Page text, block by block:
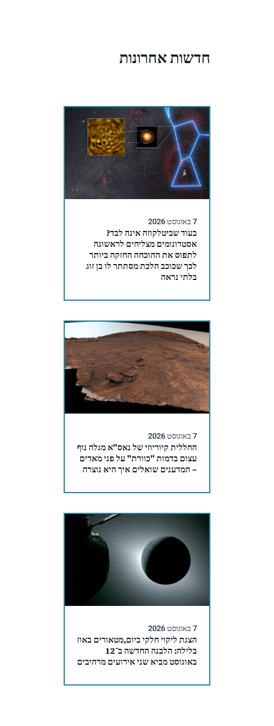
חדשות אחרונות
7 באוגוסט 2026
בעוד שביטלקוזה אינה לבד?
אסטרונומים מצליחים לראשונה
לתפוס את ההוכחה החזקה ביותר
לכך שכוכב הלכת מסתתר לו בן זוג
בלתי נראה
7 באוגוסט 2026
החללית קיוריוזי של נאס"א מגלה נוף
עצום בדמות "כוורת" על פני מאדים
– המדענים שואלים איך היא נוצרה
7 באוגוסט 2026
הצגת ליקוי חלקי ביום,מטאורים באוז
בלילה: הלבנה החדשה ב־12
באוגוסט מביא שני אירועים מרהיבים